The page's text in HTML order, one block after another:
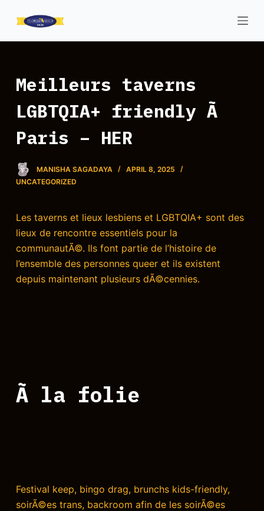
k
i
o
n
Meilleurs taverns
LGBTQIA+ friendly Ã
Paris – HER
MANISHA SAGADAYA
APRIL 8, 2025
UNCATEGORIZED
Les taverns et lieux lesbiens et LGBTQIA+ sont des
lieux de rencontre essentiels pour la
communautÃ©. Ils font partie de l’histoire de
l’ensemble des personnes queer et ils existent
depuis maintenant plusieurs dÃ©cennies.
Ã la folie
Festival keep, bingo drag, brunchs kids-friendly,
soirÃ©es trans, backroom afin de les soirÃ©es